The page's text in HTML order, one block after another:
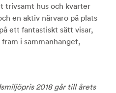
trivsamt hus och kvarter
en aktiv närvaro på plats
ett fantastiskt sätt visar,
i sammanhanget,
2018 går till årets